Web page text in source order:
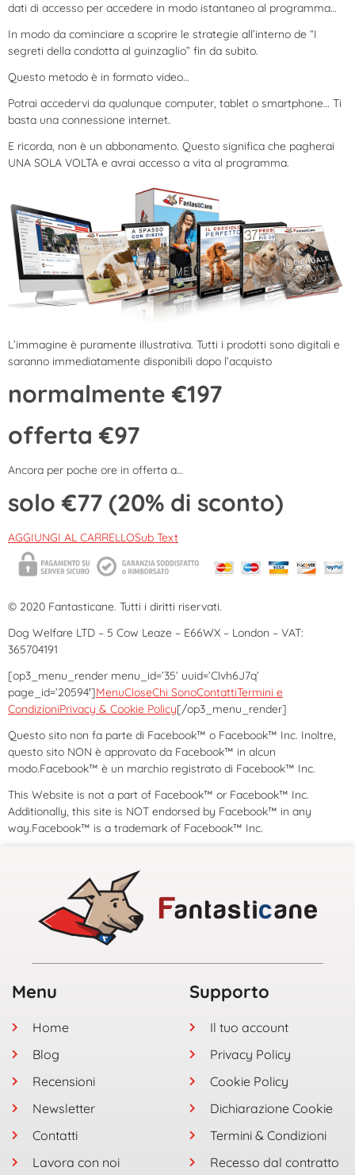
dati di accesso per accedere in modo istantaneo al programma…
In modo da cominciare a scoprire le strategie all’interno de “I
segreti della condotta al guinzaglio” fin da subito.
Questo metodo è in formato video…
Potrai accedervi da qualunque computer, tablet o smartphone… Ti
basta una connessione internet.
E ricorda, non è un abbonamento. Questo significa che pagherai
UNA SOLA VOLTA e avrai accesso a vita al programma.
L’immagine è puramente illustrativa. Tutti i prodotti sono digitali e
saranno immediatamente disponibili dopo l’acquisto
normalmente €197
offerta €97
Ancora per poche ore in offerta a…
solo €77 (20% di sconto)
AGGIUNGI AL CARRELLOSub Text
© 2020 Fantasticane. Tutti i diritti riservati.
Dog Welfare LTD – 5 Cow Leaze – E66WX – London – VAT:
365704191
[op3_menu_render menu_id=’35’ uuid=’Clvh6J7q’
page_id=’20594′]MenuCloseChi SonoContattiTermini e
CondizioniPrivacy & Cookie Policy[/op3_menu_render]
Questo sito non fa parte di Facebook™ o Facebook™ Inc. Inoltre,
questo sito NON è approvato da Facebook™ in alcun
modo.Facebook™ è un marchio registrato di Facebook™ Inc.
This Website is not a part of Facebook™ or Facebook™ Inc.
Additionally, this site is NOT endorsed by Facebook™ in any
way.Facebook™ is a trademark of Facebook™ Inc.
Menu
Home
Blog
Recensioni
Newsletter
Contatti
Lavora con noi
Supporto
Il tuo account
Privacy Policy
Cookie Policy
Dichiarazione Cookie
Termini & Condizioni
Recesso dal contratto